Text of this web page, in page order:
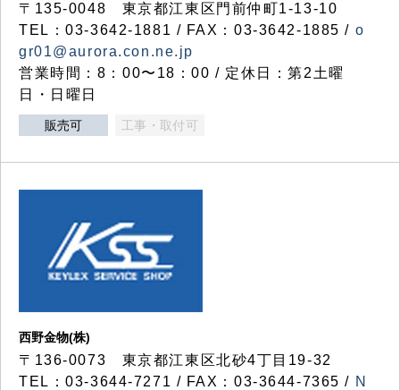
〒135-0048 東京都江東区門前仲町1-13-10
TEL：03-3642-1881 / FAX：03-3642-1885 / o
gr01@aurora.con.ne.jp
営業時間：8：00〜18：00 / 定休日：第2土曜
日・日曜日
販売可 工事・取付可
西野金物(株)
〒136-0073 東京都江東区北砂4丁目19-32
TEL：03‐3644‐7271 / FAX：03-3644-7365 / N